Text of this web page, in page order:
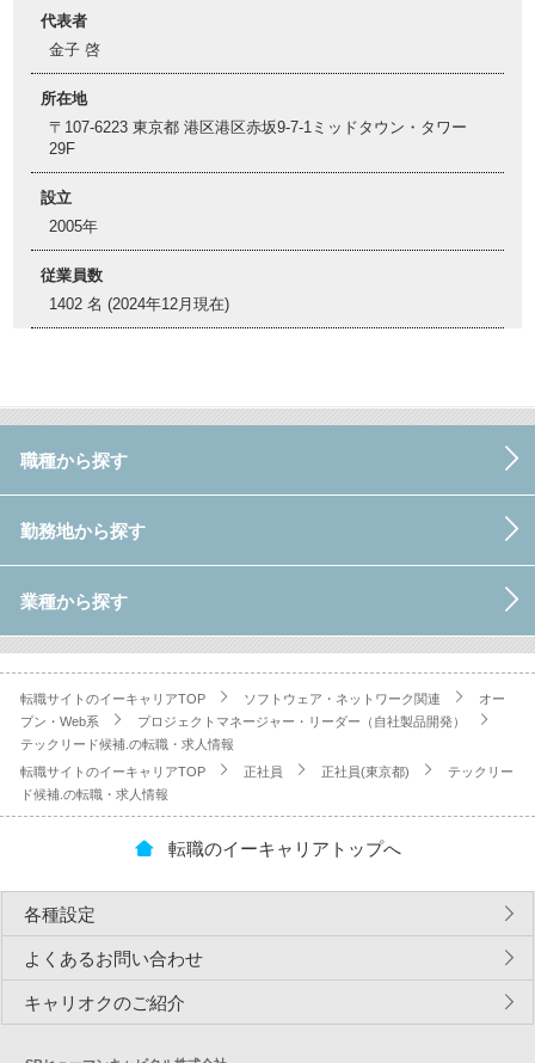
代表者
金子 啓
所在地
〒107-6223 東京都 港区港区赤坂9-7-1ミッドタウン・タワー
29F
設立
2005年
従業員数
1402 名 (2024年12月現在)
職種から探す
勤務地から探す
業種から探す
転職サイトのイーキャリアTOP ソフトウェア・ネットワーク関連
オー
プン・Web系
プロジェクトマネージャー・リーダー（自社製品開発）
テックリード候補.の転職・求人情報
転職サイトのイーキャリアTOP
正社員 正社員(東京都)
テックリー
ド候補.の転職・求人情報
転職のイーキャリアトップへ
各種設定
よくあるお問い合わせ
キャリオクのご紹介